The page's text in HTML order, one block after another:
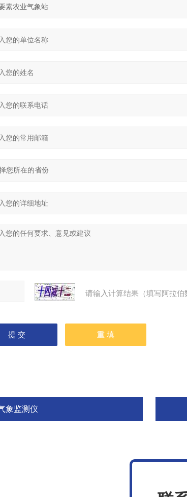
请输入计算结果（填写阿拉
象监测仪